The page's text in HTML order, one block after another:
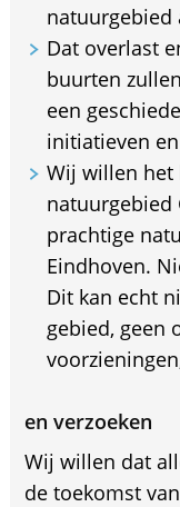
natuurgebied
Dat overlast
buurten
een
initiatieven
Wij willen het
natuurgebied
prachtige
Eindhoven.
Dit kan echt
gebied, geen
en verzoeken
Wij willen dat
de toekomst